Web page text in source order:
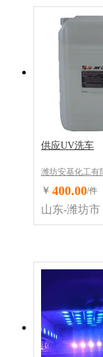
供应UV洗车
潍坊安基化工有
￥ 400.00/件
山东-潍坊市